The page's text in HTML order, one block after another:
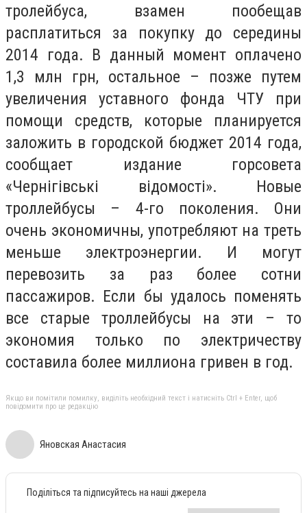
тролейбуса, взамен пообещав
расплатиться за покупку до середины
2014 года. В данный момент оплачено
1,3 млн грн, остальное – позже путем
увеличения уставного фонда ЧТУ при
помощи средств, которые планируется
заложить в городской бюджет 2014 года,
сообщает издание горсовета
«Чернігівські відомості». Новые
троллейбусы – 4-го поколения. Они
очень экономичны, употребляют на треть
меньше электроэнергии. И могут
перевозить за раз более сотни
пассажиров. Если бы удалось поменять
все старые троллейбусы на эти – то
экономия только по электричеству
составила более миллиона гривен в год.
Якщо ви помітили помилку, виділіть необхідний текст і натисніть Ctrl + Enter, щоб
повідомити про це редакцію
Яновская Анастасия
Поділіться та підписуйтесь на наші джерела